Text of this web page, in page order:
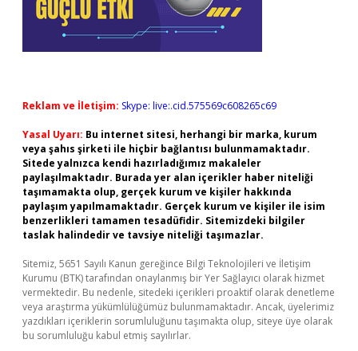
Reklam ve İletişim: Skype: live:.cid.575569c608265c69
Yasal Uyarı: Bu internet sitesi, herhangi bir marka, kurum
veya şahıs şirketi ile hiçbir bağlantısı bulunmamaktadır.
Sitede yalnızca kendi hazırladığımız makaleler
paylaşılmaktadır. Burada yer alan içerikler haber niteliği
taşımamakta olup, gerçek kurum ve kişiler hakkında
paylaşım yapılmamaktadır. Gerçek kurum ve kişiler ile isim
benzerlikleri tamamen tesadüfidir. Sitemizdeki bilgiler
taslak halindedir ve tavsiye niteliği taşımazlar.
Sitemiz, 5651 Sayılı Kanun gereğince Bilgi Teknolojileri ve İletişim
Kurumu (BTK) tarafından onaylanmış bir Yer Sağlayıcı olarak hizmet
vermektedir. Bu nedenle, sitedeki içerikleri proaktif olarak denetleme
veya araştırma yükümlülüğümüz bulunmamaktadır. Ancak, üyelerimiz
yazdıkları içeriklerin sorumluluğunu taşımakta olup, siteye üye olarak
bu sorumluluğu kabul etmiş sayılırlar.